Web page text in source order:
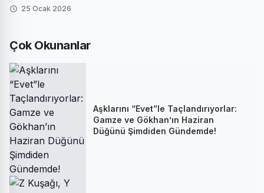
25 Ocak 2026
Çok Okunanlar
Aşklarını “Evet”le Taçlandırıyorlar:
Gamze ve Gökhan’ın Haziran
Düğünü Şimdiden Gündemde!